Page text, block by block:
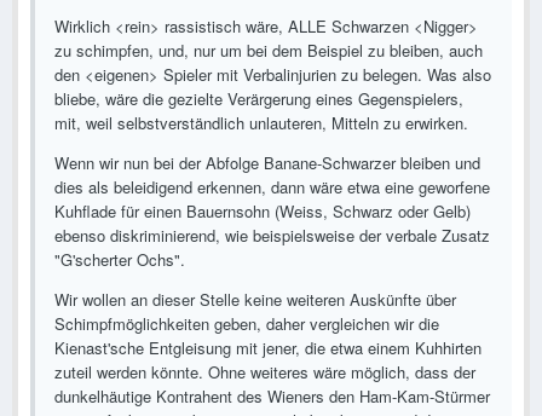
Wirklich <rein> rassistisch wäre, ALLE Schwarzen <Nigger>
zu schimpfen, und, nur um bei dem Beispiel zu bleiben, auch
den <eigenen> Spieler mit Verbalinjurien zu belegen. Was also
bliebe, wäre die gezielte Verärgerung eines Gegenspielers,
mit, weil selbstverständlich unlauteren, Mitteln zu erwirken.
Wenn wir nun bei der Abfolge Banane-Schwarzer bleiben und
dies als beleidigend erkennen, dann wäre etwa eine geworfene
Kuhflade für einen Bauernsohn (Weiss, Schwarz oder Gelb)
ebenso diskriminierend, wie beispielsweise der verbale Zusatz
"G'scherter Ochs".
Wir wollen an dieser Stelle keine weiteren Auskünfte über
Schimpfmöglichkeiten geben, daher vergleichen wir die
Kienast'sche Entgleisung mit jener, die etwa einem Kuhhirten
zuteil werden könnte. Ohne weiteres wäre möglich, dass der
dunkelhäutige Kontrahent des Wieners den Ham-Kam-Stürmer